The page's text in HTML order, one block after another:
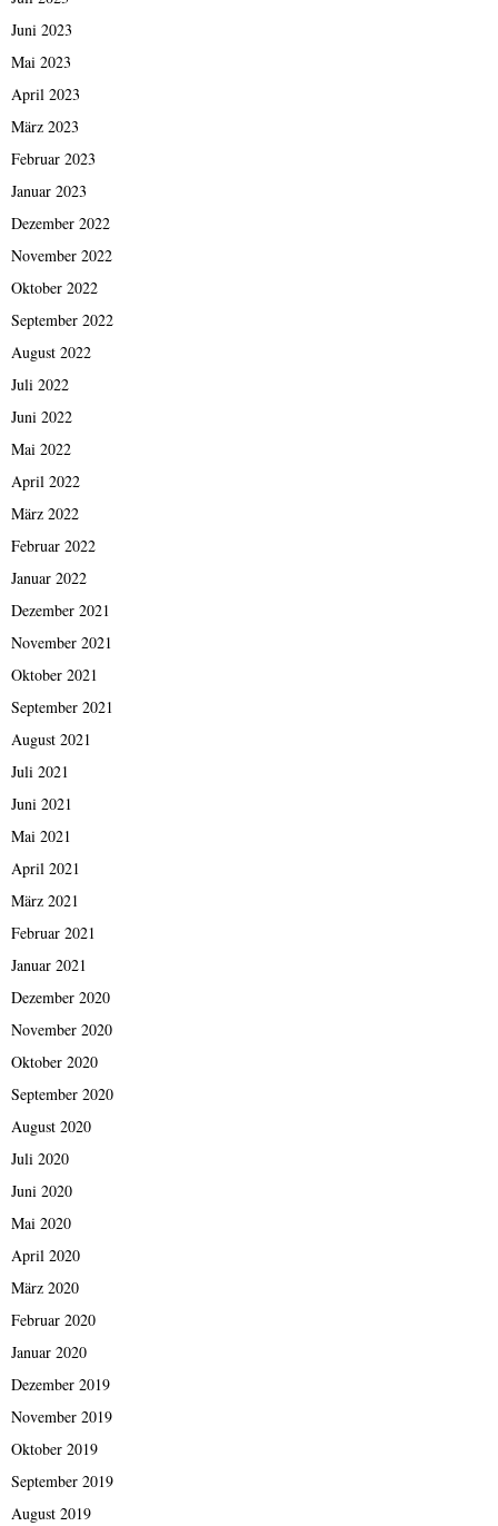
Juni 2023
Mai 2023
April 2023
März 2023
Februar 2023
Januar 2023
Dezember 2022
November 2022
Oktober 2022
September 2022
August 2022
Juli 2022
Juni 2022
Mai 2022
April 2022
März 2022
Februar 2022
Januar 2022
Dezember 2021
November 2021
Oktober 2021
September 2021
August 2021
Juli 2021
Juni 2021
Mai 2021
April 2021
März 2021
Februar 2021
Januar 2021
Dezember 2020
November 2020
Oktober 2020
September 2020
August 2020
Juli 2020
Juni 2020
Mai 2020
April 2020
März 2020
Februar 2020
Januar 2020
Dezember 2019
November 2019
Oktober 2019
September 2019
August 2019